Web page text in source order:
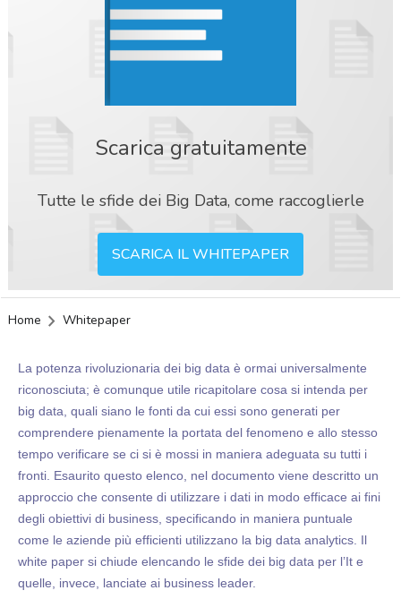
Scarica gratuitamente
Tutte le sfide dei Big Data, come raccoglierle
SCARICA IL WHITEPAPER
Home Whitepaper
La potenza rivoluzionaria dei big data è ormai universalmente
riconosciuta; è comunque utile ricapitolare cosa si intenda per
big data, quali siano le fonti da cui essi sono generati per
comprendere pienamente la portata del fenomeno e allo stesso
tempo verificare se ci si è mossi in maniera adeguata su tutti i
fronti. Esaurito questo elenco, nel documento viene descritto un
approccio che consente di utilizzare i dati in modo efficace ai fini
degli obiettivi di business, specificando in maniera puntuale
come le aziende più efficienti utilizzano la big data analytics. Il
white paper si chiude elencando le sfide dei big data per l’It e
quelle, invece, lanciate ai business leader.